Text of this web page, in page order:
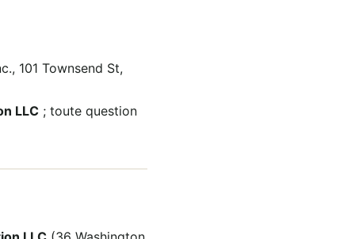
101 Townsend St,
LLC ; toute question